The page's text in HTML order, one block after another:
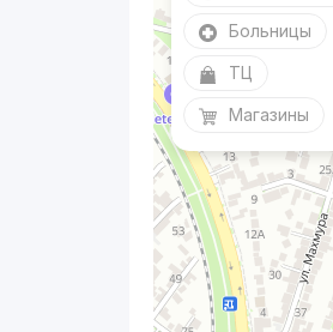
Больницы
ТЦ
Магазины